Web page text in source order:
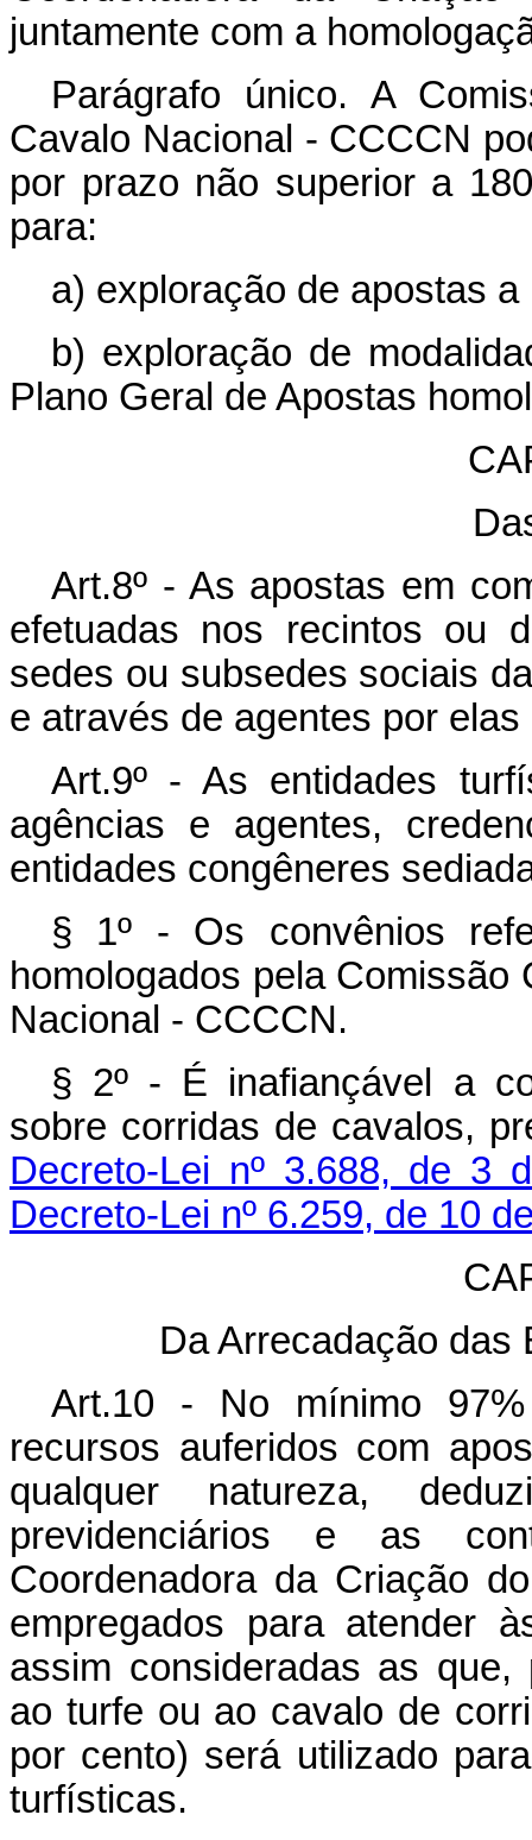
juntamente com a
Parágrafo único. A
Cavalo Nacional - CCCCN
por prazo não superior a
para:
a) exploração de apostas
b) exploração de
Plano Geral de Apostas
Art.8º - As apostas em
efetuadas nos recintos ou
sedes ou subsedes sociais
e através de agentes por
Art.9º - As entidades
agências e agentes,
entidades congêneres
§ 1º - Os convênios
homologados pela
Nacional - CCCCN.
§ 2º - É inafiançável a
sobre corridas de cavalos,
Decreto-Lei nº 3.688, de 3
Decreto-Lei nº 6.259, de 10
Da Arrecadação das
Art.10 - No mínimo
recursos auferidos com
qualquer natureza,
previdenciários e as
Coordenadora da Criação
empregados para atender
assim consideradas as
ao turfe ou ao cavalo de
por cento) será utilizado
turfísticas.